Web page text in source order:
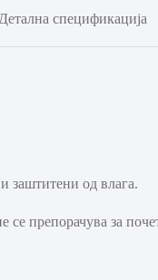
Детална спецификација
заштитени од влага.
се препорачува за